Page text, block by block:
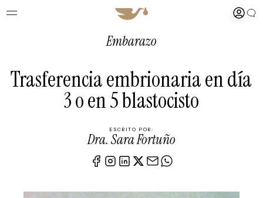
Embarazo
Trasferencia embrionaria en día
3 o en 5 blastocisto
ESCRITO POR:
Dra. Sara Fortuño